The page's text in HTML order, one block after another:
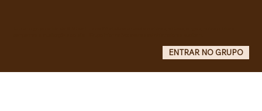
ENTRAR NO GRUPO